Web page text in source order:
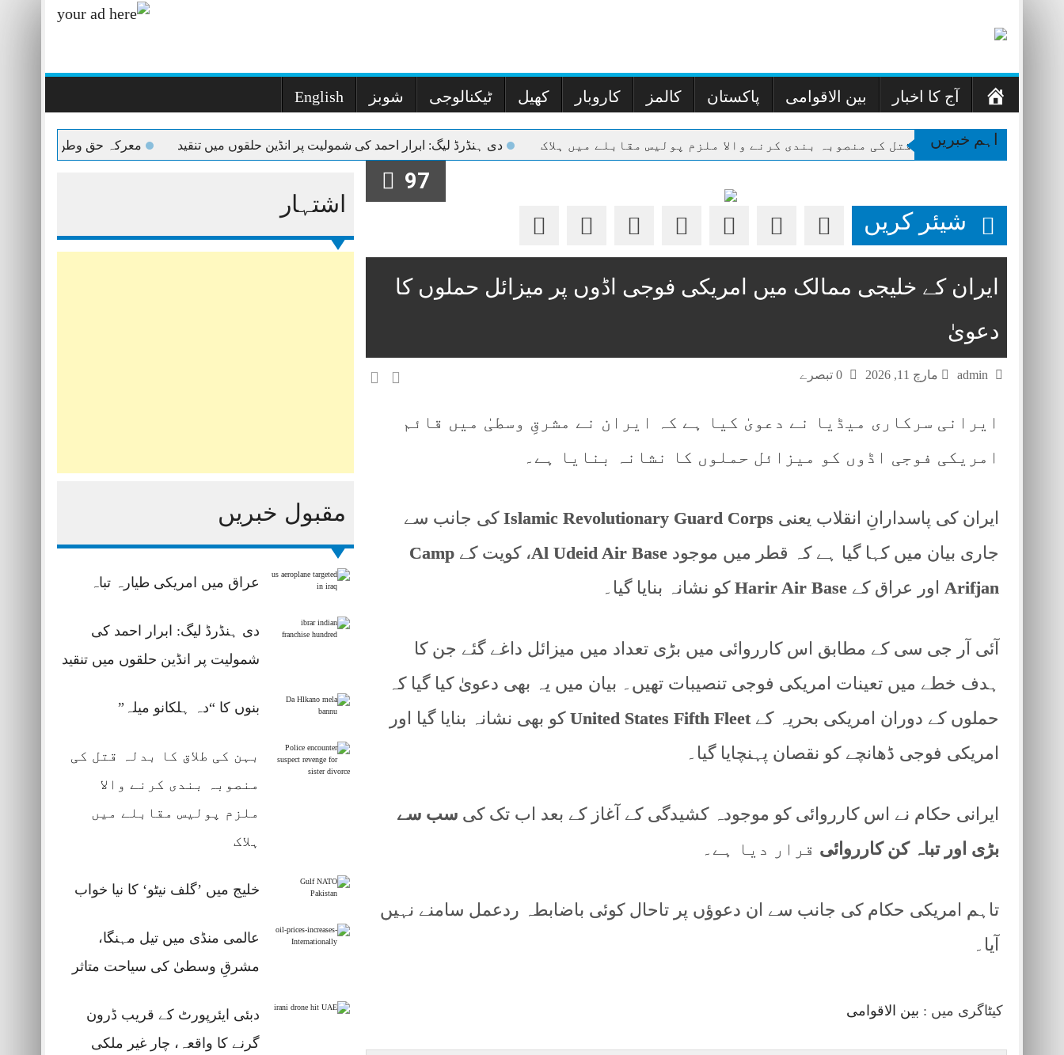
content
صفحہ
آج کا اخبار بین الاقوامی پاکستان کالمز کاروبار کھیل ٹیکنالوجی شوبز English
اہم خبریں
بہن کی طلاق کا بدلہ قتل کی منصوبہ بندی کرنے والا ملزم پولیس مقابلے میں ہلاک دی ہنڈرڈ لیگ: ابرار احمد کی شمولیت پر انڈین حلقوں میں تنقید معرکہ حق وطن کی مٹی گواہ
اشتہار
مقبول خبریں
عراق میں امریکی طیارہ تباہ
دی ہنڈرڈ لیگ: ابرار احمد کی
شمولیت پر انڈین حلقوں میں تنقید
بنوں کا “دہ ہلکانو میلہ”
بہن کی طلاق کا بدلہ قتل کی
منصوبہ بندی کرنے والا
ملزم پولیس مقابلے میں
ہلاک
خلیج میں ’گلف نیٹو‘ کا نیا خواب
عالمی منڈی میں تیل مہنگا،
مشرقِ وسطیٰ کی سیاحت متاثر
دبئی ایئرپورٹ کے قریب ڈرون
گرنے کا واقعہ، چار غیر ملکی
97
شیئر کریں
ایران کے خلیجی ممالک میں امریکی فوجی اڈوں پر میزائل حملوں کا
دعویٰ
admin مارچ 11, 2026
ایرانی سرکاری میڈیا نے دعویٰ کیا ہے کہ ایران نے مشرقِ وسطیٰ میں قائم
امریکی فوجی اڈوں کو میزائل حملوں کا نشانہ بنایا ہے۔
ایران کی پاسدارانِ انقلاب یعنی Islamic Revolutionary Guard Corps کی جانب سے
جاری بیان میں کہا گیا ہے کہ قطر میں موجود Al Udeid Air Base، کویت کے Camp
Arifjan اور عراق کے Harir Air Base کو نشانہ بنایا گیا۔
آئی آر جی سی کے مطابق اس کارروائی میں بڑی تعداد میں میزائل داغے گئے جن کا
ہدف خطے میں تعینات امریکی فوجی تنصیبات تھیں۔ بیان میں یہ بھی دعویٰ کیا گیا کہ
حملوں کے دوران امریکی بحریہ کےUnited States Fifth Fleet کو بھی نشانہ بنایا گیا اور
امریکی فوجی ڈھانچے کو نقصان پہنچایا گیا۔
ایرانی حکام نے اس کارروائی کو موجودہ کشیدگی کے آغاز کے بعد اب تک کی سب سے
بڑی اور تباہ کن کارروائی قرار دیا ہے۔
تاہم امریکی حکام کی جانب سے ان دعوؤں پر تاحال کوئی باضابطہ ردعمل سامنے نہیں
آیا۔
کیٹاگری میں : بین الاقوامی